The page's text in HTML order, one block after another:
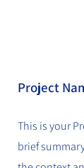
Project
This is your
brief